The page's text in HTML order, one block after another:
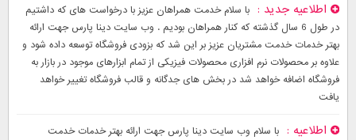
اطلاعیه جدید
با سلام خدمت همراهان عزیز با درخواست های که داشتیم
در طول 6 سال گذشته که کنار همراهان بودیم . وب سایت دینا پارس جهت ارائه
بهتر خدمات خدمت مشتریان عزیز بر این شد که بزودی فروشگاه توسعه داده شود و
علاوه بر محصولات نرم افزاری محصولات فیزیکی از تمام ابزارهای موجود در بازار به
فروشگاه اضافه خواهد شد در بخش های جدگانه و قالب فروشگاه تغییر خواهد
یافت
اطلاعیه
با سلام وب سایت دینا پارس جهت ارائه بهتر خدمات خدمت